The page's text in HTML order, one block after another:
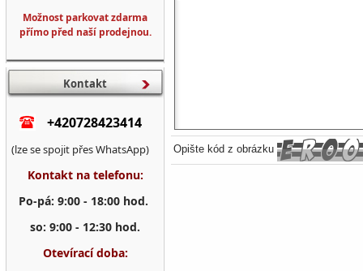
Opište kód z obrázku
Možnost parkovat zdarma
přímo před naší prodejnou.
Kontakt
+420728423414
(lze se spojit přes WhatsApp)
Kontakt na telefonu:
Po-pá: 9:00 - 18:00 hod.
so: 9:00 - 12:30 hod.
Otevírací doba: